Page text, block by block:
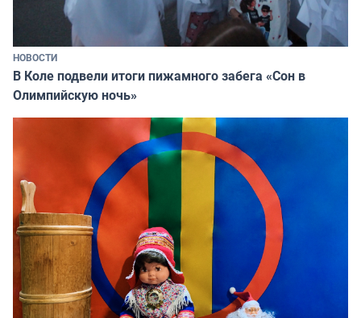
НОВОСТИ
В Коле подвели итоги пижамного забега «Сон в
Олимпийскую ночь»